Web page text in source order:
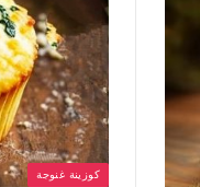
كوزينة غنوجة